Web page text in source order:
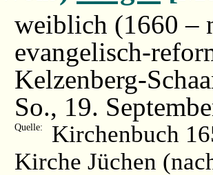
weiblich (1660 –
evangelisch-
Kelzenberg-
So., 19.
Quelle:
Kirchenbuch
Kirche Jüchen